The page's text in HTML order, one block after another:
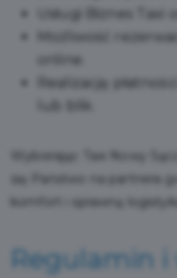
Usługi Biznes
Możliwość
online. ​
Realizację
Wybierając Taxi Nowy
się Państwo na partnera
komfort i sprawną
Regulamin i